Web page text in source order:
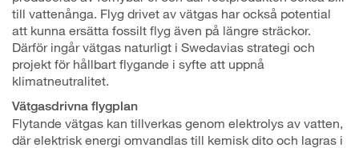
till vattenånga. Flyg drivet av vätgas har också potential
att kunna ersätta fossilt flyg även på längre sträckor.
Därför ingår vätgas naturligt i Swedavias strategi och
projekt för hållbart flygande i syfte att uppnå
klimatneutralitet.
Vätgasdrivna flygplan
Flytande vätgas kan tillverkas genom elektrolys av vatten,
där elektrisk energi omvandlas till kemisk dito och lagras i